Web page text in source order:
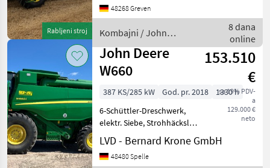
Rabljeni stroj
Hochleistungshäcksler mit
Bereifung
650/65R38+480/65R24,
automatische
48268 Greven
Kombajni / John
Deere
8 dana
online
John Deere
W660
153.510
€
sa 19% PDV-
a
129.000 €
neto
387 KS/285 kW God. pr. 2018
1330 h
6-Schüttler-Dreschwerk,
elektr. Siebe, Strohhäcksler,
Spreuverteiler,
Verlustmessung,
Klimaanlage, Korntank:
LVD - Bernard Krone GmbH
48480 Spelle